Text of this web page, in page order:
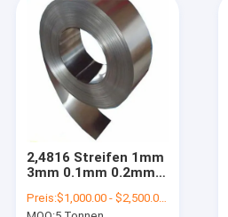
2,4816 Streifen 1mm
3mm 0.1mm 0.2mm
Stahls Inconel 600
Preis:$1,000.00 - $2,500.00/Tons